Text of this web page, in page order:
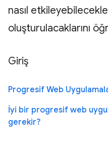
nasıl
oluşturulacaklarını
Giriş
Progresif Web
İyi bir progresif web
gerekir?